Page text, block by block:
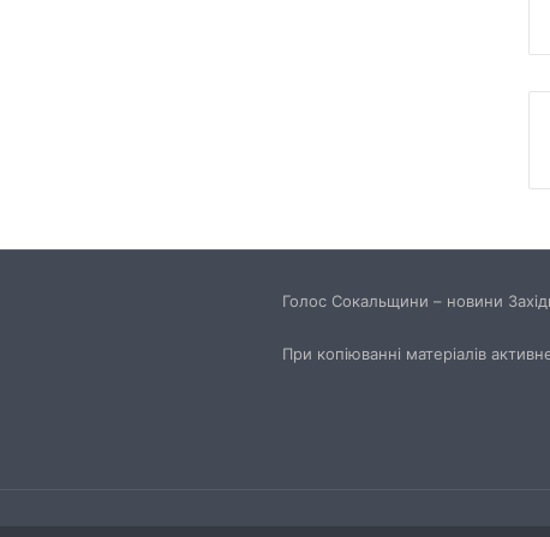
Голос Сокальщини – новини
При копіюванні матеріалів